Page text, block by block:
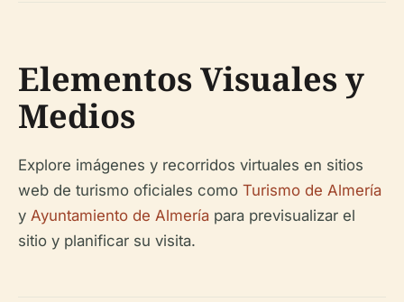
Elementos Visuales y
Medios
Explore imágenes y recorridos virtuales en sitios
web de turismo oficiales como Turismo de Almería
y Ayuntamiento de Almería para previsualizar el
sitio y planificar su visita.